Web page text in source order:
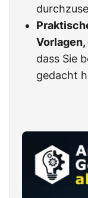
dass Sie
gedacht